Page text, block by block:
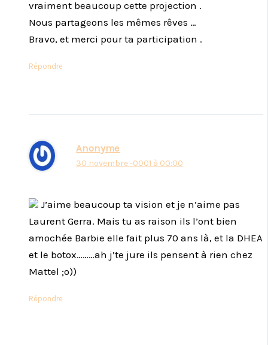
vraiment beaucoup cette projection .
Nous partageons les mêmes rêves …
Bravo, et merci pour ta participation .
Répondre
Anonyme
30 novembre -0001 à 00:00
J’aime beaucoup ta vision et je n’aime pas
Laurent Gerra. Mais tu as raison ils l’ont bien
amochée Barbie elle fait plus 70 ans là, et la DHEA
et le botox………ah j’te jure ils pensent à rien chez
Mattel ;o))
Répondre